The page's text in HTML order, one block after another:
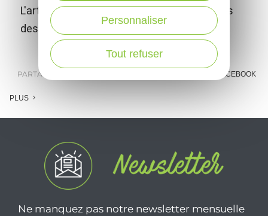
L'artiste y est toujours présent à travers des
dessins, affiches et lithographies.
PARTAGER : FACEBOOK
PLUS
Ne manquez pas notre newsletter mensuelle
Tout refuser
Personnaliser